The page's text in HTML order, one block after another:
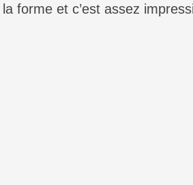
forme et c’est assez